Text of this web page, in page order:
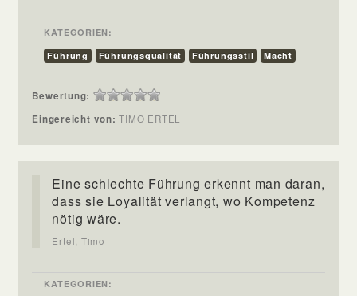
KATEGORIEN:
Führung
Führungsqualität Führungsstil Macht
Bewertung:
Eingereicht von:TIMO ERTEL
Eine schlechte Führung erkennt man daran,
dass sie Loyalität verlangt, wo Kompetenz
nötig wäre.
Ertel, Timo
KATEGORIEN: